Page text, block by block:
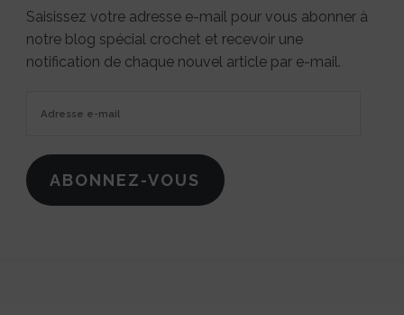
Saisissez votre adresse e-mail pour vous abonner à
notre blog spécial crochet et recevoir une
notification de chaque nouvel article par e-mail.
ABONNEZ-VOUS